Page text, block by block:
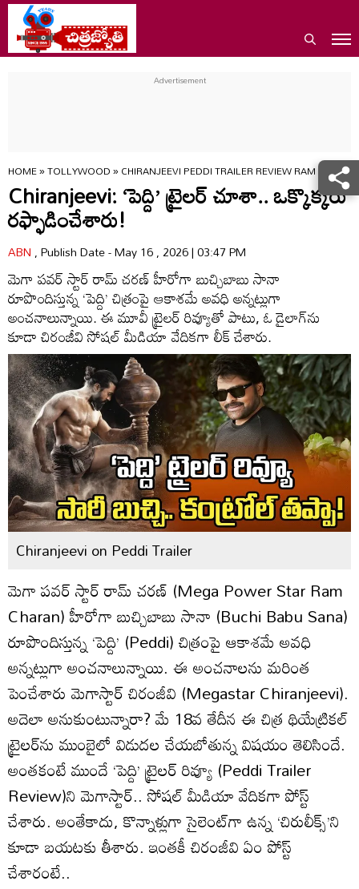
HOME»TOLLYWOOD»CHIRANJEEVI PEDDI TRAILER REVIEW RAM
Chiranjeevi: ‘పెద్ది’ ట్రైలర్ చూశా.. ఒక్కొక్కరు
రఫ్ఫాడించేశారు!
ABN, Publish Date - May 16 , 2026 | 03:47 PM
మెగా పవర్ స్టార్ రామ్ చరణ్ హీరోగా బుచ్చిబాబు సానా
రూపొందిస్తున్న ‘పెద్ది’ చిత్రంపై ఆకాశమే అవధి అన్నట్లుగా
అంచనాలున్నాయి. ఈ మూవీ ట్రైలర్ రివ్యూతో పాటు, ఓ డైలాగ్‌ను
కూడా చిరంజీవి సోషల్ మీడియా వేదికగా లీక్ చేశారు.
Chiranjeevi on Peddi Trailer
మెగా పవర్ స్టార్ రామ్ చరణ్ (Mega Power Star Ram
Charan) హీరోగా బుచ్చిబాబు సానా (Buchi Babu Sana)
రూపొందిస్తున్న ‘పెద్ది’ (Peddi) చిత్రంపై ఆకాశమే అవధి
అన్నట్లుగా అంచనాలున్నాయి. ఈ అంచనాలను మరింత
పెంచేశారు మెగాస్టార్ చిరంజీవి (Megastar Chiranjeevi).
అదెలా అనుకుంటున్నారా? మే 18వ తేదీన ఈ చిత్ర థియేట్రికల్
ట్రైలర్‌ను ముంబైలో విడుదల చేయబోతున్న విషయం తెలిసిందే.
అంతకంటే ముందే ‘పెద్ది’ ట్రైలర్ రివ్యూ (Peddi Trailer
Review)ని మెగాస్టార్.. సోషల్ మీడియా వేదికగా పోస్ట్
చేశారు. అంతేకాదు, కొన్నాళ్లుగా సైలెంట్‌గా ఉన్న ‘చిరులీక్స్’ని
కూడా బయటకు తీశారు. ఇంతకీ చిరంజీవి ఏం పోస్ట్
చేశారంటే..